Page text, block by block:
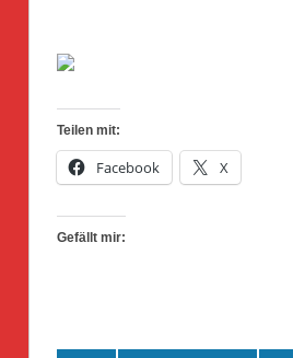
Teilen mit:
Facebook X
Gefällt mir: